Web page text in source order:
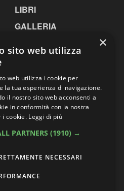
LIBRI
GALLERIA
candeline per la mostra
longeva al mondo
la “rivoluzione” audio 32-bit
mirrorless Alpha?
×
sito web utilizza
web utilizza i cookie per
la tua esperienza di navigazione.
il nostro sito web acconsenti a
in conformità con la nostra
i cookie. Leggi di più
PARTNERS (1910) →
NECESSARI